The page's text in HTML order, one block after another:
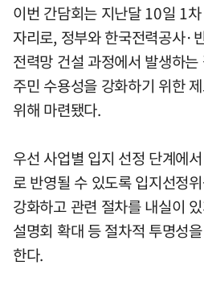
이번 간담회는 지난달 10일 1
자리로, 정부와 한국전력공사·
전력망 건설 과정에서 발생하
주민 수용성을 강화하기 위한
위해 마련됐다.
우선 사업별 입지 선정 단계에
로 반영될 수 있도록 입지선정
강화하고 관련 절차를 내실이
설명회 확대 등 절차적 투명성
한다.